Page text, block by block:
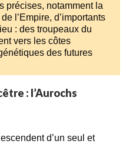
précises, notamment la
l’Empire, d’importants
: des troupeaux du
vers les côtes
des futures
: l’Aurochs
d’un seul et